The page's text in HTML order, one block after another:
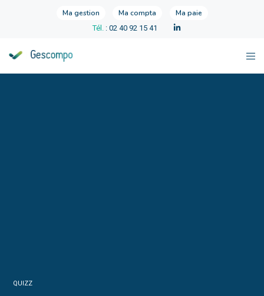
Ma gestion Ma compta Ma paie
Tél. : 02 40 92 15 41
QUIZZ